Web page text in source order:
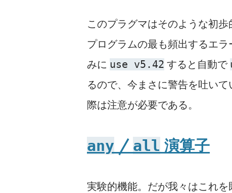
このプラグマはそのような初
プログラムの最も頻出するエ
みに use v5.42 すると自動で
るので、今まさに警告を吐い
際は注意が必要である。
any / all 演算子
実験的機能。だが我々はこれを